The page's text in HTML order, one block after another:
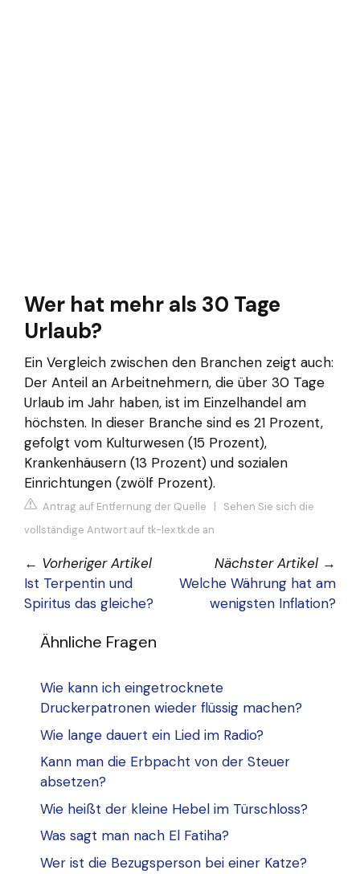
Wer hat mehr als 30 Tage
Urlaub?
Ein Vergleich zwischen den Branchen zeigt auch:
Der Anteil an Arbeitnehmern, die über 30 Tage
Urlaub im Jahr haben, ist im Einzelhandel am
höchsten. In dieser Branche sind es 21 Prozent,
gefolgt vom Kulturwesen (15 Prozent),
Krankenhäusern (13 Prozent) und sozialen
Einrichtungen (zwölf Prozent).
Antrag auf Entfernung der Quelle | Sehen Sie sich die
vollständige Antwort auf tk-lex.tk.de an
← Vorheriger Artikel
Ist Terpentin und
Spiritus das gleiche?
Nächster Artikel →
Welche Währung hat am
wenigsten Inflation?
Ähnliche Fragen
Wie kann ich eingetrocknete
Druckerpatronen wieder flüssig machen?
Wie lange dauert ein Lied im Radio?
Kann man die Erbpacht von der Steuer
absetzen?
Wie heißt der kleine Hebel im Türschloss?
Was sagt man nach El Fatiha?
Wer ist die Bezugsperson bei einer Katze?